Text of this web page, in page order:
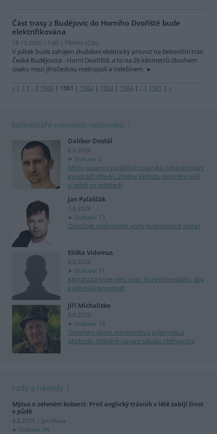
Část trasy z Budějovic do Horního Dvořiště bude
elektrifikována
18.10.2000 17:40 | PRAHA (ČIA)
V pátek bude zahájen zkušební elektrický provoz na železniční trati
České Budějovice - Horní Dvořiště, a to na 26 kilometrů dlouhém
úseku mezi jihočeskou metropolí a Velešínem.
« | 1 | .. | 1560 | 1561 | 1562 | 1563 | 1564 | .. | 1581 | »
komentáře nejnovější nejčtenější
Dalibor Dostál
8.8.2026
Diskuse: 2
Místo kosení vyprahlých trávníků odstraňování
invazních dřevin. Změny klimatu promění péči
o zeleň ve městech
Jan Palaščák
7.8.2026
Diskuse: 13
Ohrožuje nedostatek vody budoucnost jádra?
Eliška Vidomus
6.8.2026
Diskuse: 51
Klimatická krize není over. Vyzýváme vládu, aby
ji přestala ignorovat
Jiří Michalisko
6.8.2026
Diskuse: 18
Otevřený dopis ministerstvu průmyslu a
obchodu ohledně sanace odvalu Heřmanice
rady a návody
Mýtus o zeleném koberci: Proč anglický trávník v létě zabíjí život
v půdě
4.8.2026 | Jan Skala
Diskuse: 34